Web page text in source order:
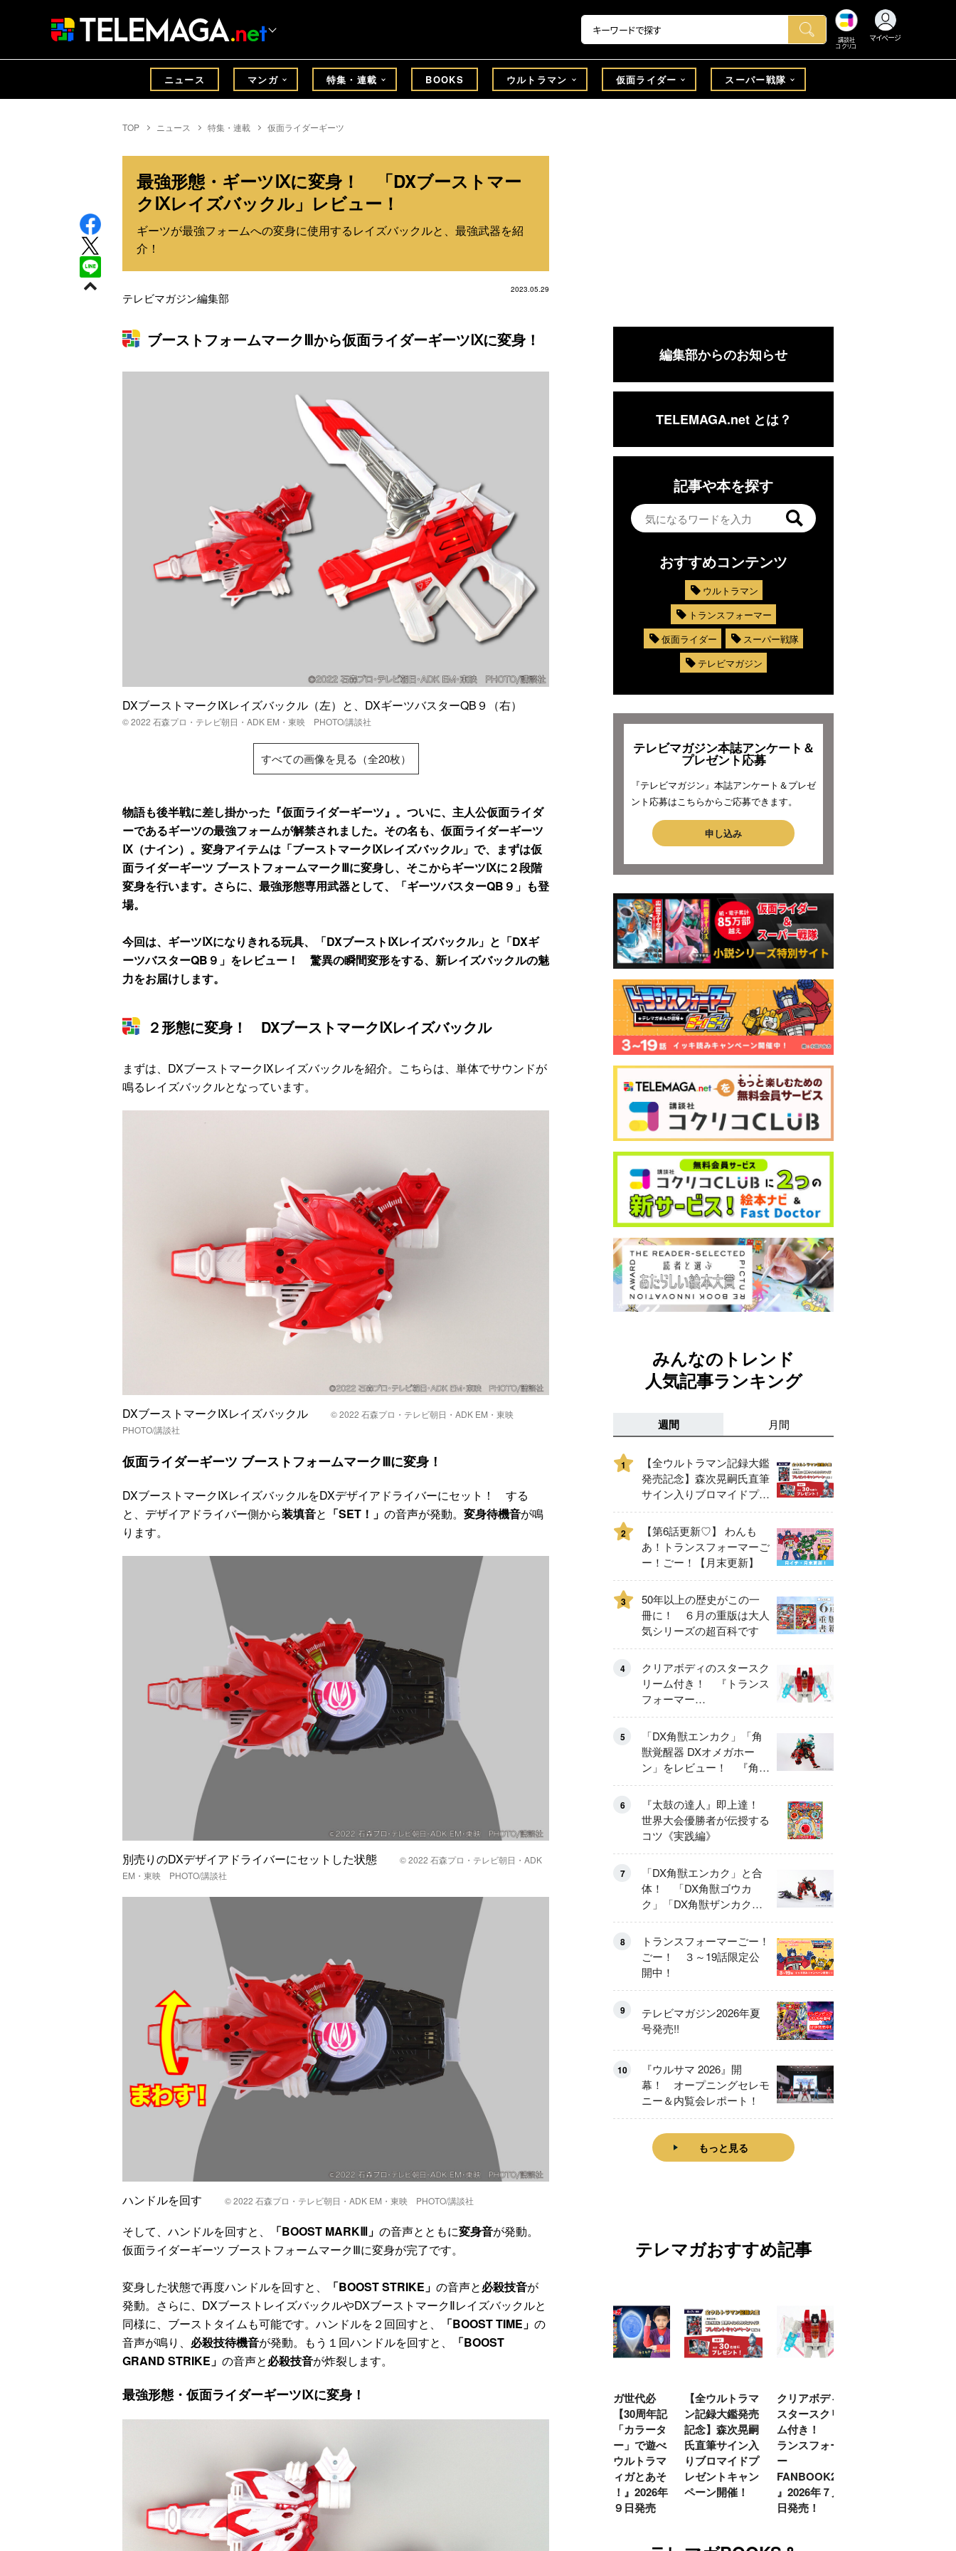
講談社
コクリコ
マイページ
ニュース マンガ 特集・連載 BOOKS ウルトラマン 仮面ライダー スーパー戦隊
TOP ニュース 特集・連載 仮面ライダーギーツ
最強形態・ギーツⅨに変身！ 「DXブーストマー
クⅨレイズバックル」レビュー！
ギーツが最強フォームへの変身に使用するレイズバックルと、最強武器を紹
介！
2023.05.29
テレビマガジン編集部
ブーストフォームマークⅢから仮面ライダーギーツⅨに変身！
DXブーストマークⅨレイズバックル（左）と、DXギーツバスターQB９（右）
© 2022 石森プロ・テレビ朝日・ADK EM・東映 PHOTO/講談社
すべての画像を見る（全20枚）
物語も後半戦に差し掛かった『仮面ライダーギーツ』。ついに、主人公仮面ライダ
ーであるギーツの最強フォームが解禁されました。その名も、仮面ライダーギーツ
Ⅸ（ナイン）。変身アイテムは「ブーストマークⅨレイズバックル」で、まずは仮
面ライダーギーツ ブーストフォームマークⅢに変身し、そこからギーツⅨに２段階
変身を行います。さらに、最強形態専用武器として、「ギーツバスターQB９」も登
場。
今回は、ギーツⅨになりきれる玩具、「DXブーストⅨレイズバックル」と「DXギ
ーツバスターQB９」をレビュー！ 驚異の瞬間変形をする、新レイズバックルの魅
力をお届けします。
２形態に変身！ DXブーストマークⅨレイズバックル
まずは、DXブーストマークⅨレイズバックルを紹介。こちらは、単体でサウンドが
鳴るレイズバックルとなっています。
DXブーストマークⅨレイズバックル
© 2022 石森プロ・テレビ朝日・ADK EM・東映
PHOTO/講談社
仮面ライダーギーツ ブーストフォームマークⅢに変身！
DXブーストマークⅨレイズバックルをDXデザイアドライバーにセット！ する
と、デザイアドライバー側から装填音と 「SET！」 の音声が発動。 変身待機音が鳴
ります。
別売りのDXデザイアドライバーにセットした状態
© 2022 石森プロ・テレビ朝日・ADK
EM・東映 PHOTO/講談社
ハンドルを回す © 2022 石森プロ・テレビ朝日・ADK EM・東映 PHOTO/講談社
そして、ハンドルを回すと、 「BOOST MARKⅢ」 の音声とともに変身音が発動。
仮面ライダーギーツ ブーストフォームマークⅢに変身が完了です。
変身した状態で再度ハンドルを回すと、 「BOOST STRIKE」 の音声と必殺技音が
発動。さらに、DXブーストレイズバックルやDXブーストマークⅡレイズバックルと
同様に、ブーストタイムも可能です。ハンドルを２回回すと、
「BOOST TIME」 の
音声が鳴り、 必殺技待機音が発動。もう１回ハンドルを回すと、
「BOOST
GRAND STRIKE」 の音声と必殺技音が炸裂します。
最強形態・仮面ライダーギーツⅨに変身！
編集部からのお知らせ
TELEMAGA.net とは？
記事や本を探す
おすすめコンテンツ
ウルトラマン
トランスフォーマー
仮面ライダー
スーパー戦隊
テレビマガジン
テレビマガジン本誌アンケート＆
プレゼント応募
『テレビマガジン』本誌アンケート＆プレゼ
ント応募はこちらからご応募できます。
申し込み
みんなのトレンド
人気記事ランキング
週間 月間
1
【全ウルトラマン記録大鑑
発売記念】森次晃嗣氏直筆
サイン入りブロマイドプレ
ゼントキャンペーン開催！
2
【第6話更新♡】 わんも
あ！トランスフォーマーご
ー！ごー！【月末更新】
3
50年以上の歴史がこの一
冊に！ ６月の重版は大人
気シリーズの超百科です
4
クリアボディのスタースク
リーム付き！ 『トランス
フォーマー
FANBOOK2026』2026年
７月31日発売！
5
「DX角獣エンカク」「角
獣覚醒器 DXオメガホー
ン」をレビュー！ 『角醒
ハンター オメガホーン』
の玩具展開がスタート！
6
『太鼓の達人』即上達！
世界大会優勝者が伝授する
コツ《実践編》
7
「DX角獣エンカク」と合
体！ 「DX角獣ゴウカ
ク」「DX角獣ザンカク」
をレビュー！
8
トランスフォーマーごー！
ごー！ ３～19話限定公
開中！
9
テレビマガジン2026年夏
号発売!!
10
『ウルサマ 2026』開
幕！ オープニングセレモ
ニー＆内覧会レポート！
もっと見る
テレマガおすすめ記事
【特別編】トラ
【第6話更新
ー！【月末更
新】
ウルトラマンシ
セブン＝モロボ
シ・ダンを演じ
た森次晃嗣氏特
別インタビュー
ティガ世代必
見！【30周年記
念】「カラータ
イマー」で遊べ
る『ウルトラマ
ンティガとあそ
ぼう！』2026年
７月９日発売
【全ウルトラマ
ン記録大鑑発売
記念】森次晃嗣
氏直筆サイン入
りブロマイドプ
レゼントキャン
ペーン開催！
クリアボディの
スタースクリー
ム付き！ 『ト
ランスフォーマ
ー
FANBOOK2026
』2026年７月31
日発売！